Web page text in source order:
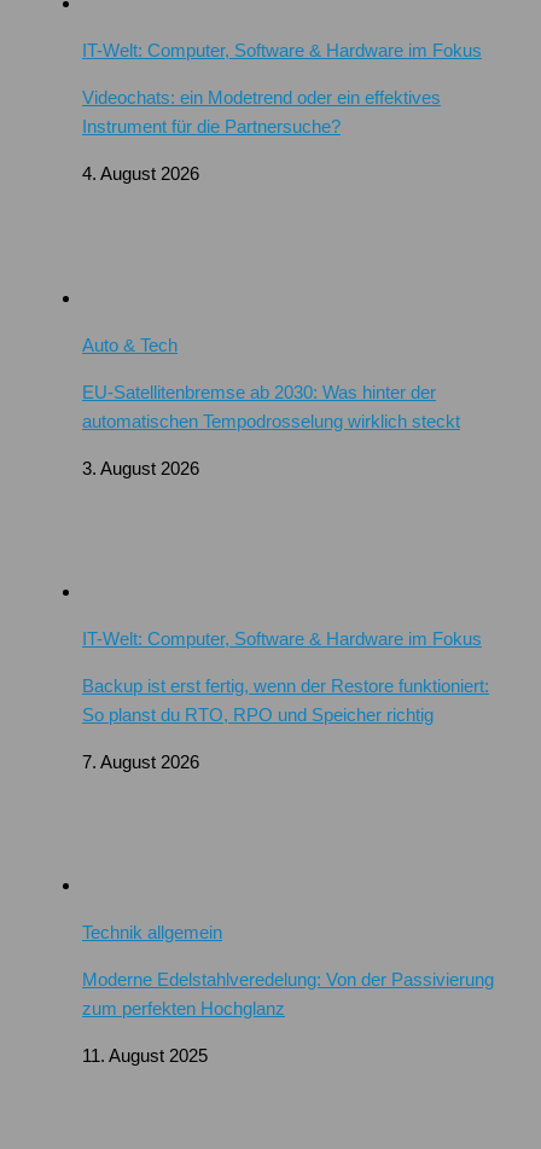
IT-Welt: Computer, Software & Hardware im Fokus
Videochats: ein Modetrend oder ein effektives
Instrument für die Partnersuche?
4. August 2026
Auto & Tech
EU-Satellitenbremse ab 2030: Was hinter der
automatischen Tempodrosselung wirklich steckt
3. August 2026
IT-Welt: Computer, Software & Hardware im Fokus
Backup ist erst fertig, wenn der Restore funktioniert:
So planst du RTO, RPO und Speicher richtig
7. August 2026
Technik allgemein
Moderne Edelstahlveredelung: Von der Passivierung
zum perfekten Hochglanz
11. August 2025